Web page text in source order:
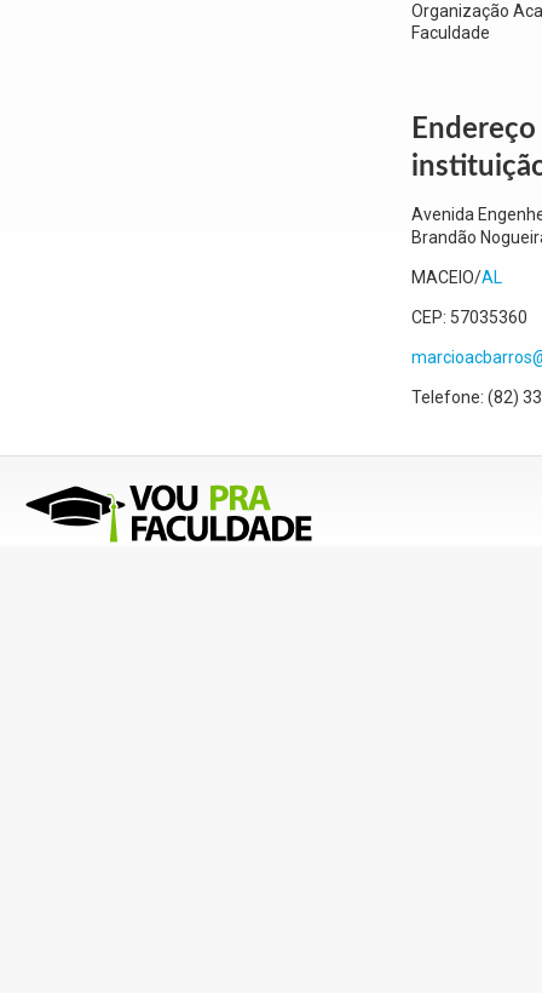
Organização
Faculdade
Endereço
Avenida
Brandão
MACEIO/AL
CEP: 57035360
Telefone: (82)